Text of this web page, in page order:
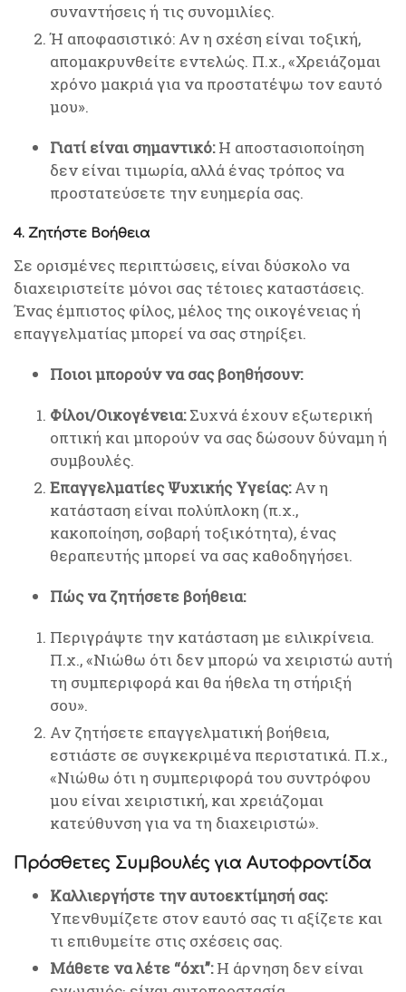
συναντήσεις ή τις συνομιλίες.
Ή αποφασιστικό: Αν η σχέση είναι τοξική,
απομακρυνθείτε εντελώς. Π.χ., «Χρειάζομαι
χρόνο μακριά για να προστατέψω τον εαυτό
μου».
Γιατί είναι σημαντικό:Η αποστασιοποίηση
δεν είναι τιμωρία, αλλά ένας τρόπος να
προστατεύσετε την ευημερία σας.
4. Ζητήστε Βοήθεια
Σε ορισμένες περιπτώσεις, είναι δύσκολο να
διαχειριστείτε μόνοι σας τέτοιες καταστάσεις.
Ένας έμπιστος φίλος, μέλος της οικογένειας ή
επαγγελματίας μπορεί να σας στηρίξει.
Ποιοι μπορούν να σας βοηθήσουν:
Φίλοι/Οικογένεια:Συχνά έχουν εξωτερική
οπτική και μπορούν να σας δώσουν δύναμη ή
συμβουλές.
Επαγγελματίες Ψυχικής Υγείας:Αν η
κατάσταση είναι πολύπλοκη (π.χ.,
κακοποίηση, σοβαρή τοξικότητα), ένας
θεραπευτής μπορεί να σας καθοδηγήσει.
Πώς να ζητήσετε βοήθεια:
Περιγράψτε την κατάσταση με ειλικρίνεια.
Π.χ., «Νιώθω ότι δεν μπορώ να χειριστώ αυτή
τη συμπεριφορά και θα ήθελα τη στήριξή
σου».
Αν ζητήσετε επαγγελματική βοήθεια,
εστιάστε σε συγκεκριμένα περιστατικά. Π.χ.,
«Νιώθω ότι η συμπεριφορά του συντρόφου
μου είναι χειριστική, και χρειάζομαι
κατεύθυνση για να τη διαχειριστώ».
Πρόσθετες Συμβουλές για Αυτοφροντίδα
Καλλιεργήστε την αυτοεκτίμησή σας:
Υπενθυμίζετε στον εαυτό σας τι αξίζετε και
τι επιθυμείτε στις σχέσεις σας.
Μάθετε να λέτε “όχι”:Η άρνηση δεν είναι